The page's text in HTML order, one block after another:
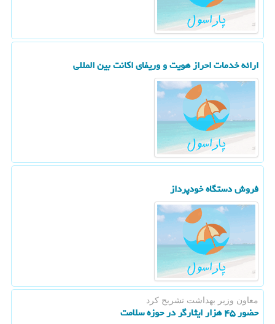
ارائه خدمات احراز هویت و وریفای اكانت بین المللی
فروش دستگاه خودپرداز
معاون وزیر بهداشت تشریح كرد
حضور ۴۵ هزار ایثارگر در حوزه سلامت